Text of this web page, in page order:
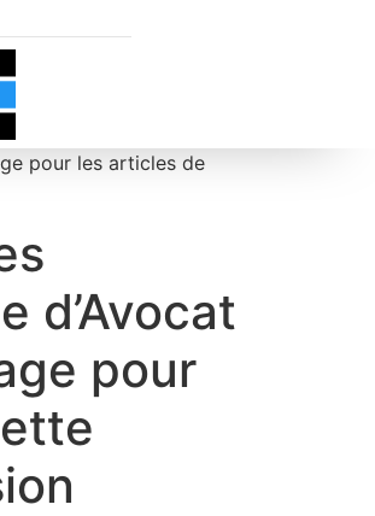
pour les articles de
d’Avocat
pour